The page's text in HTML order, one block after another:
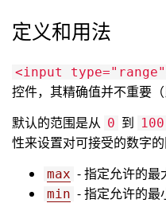
定义和用法
<input
控件，其精确值并不重要（
默认的范围是从 0 到 100
性来设置对可接受的数字的
max - 指定允许的最
min - 指定允许的最